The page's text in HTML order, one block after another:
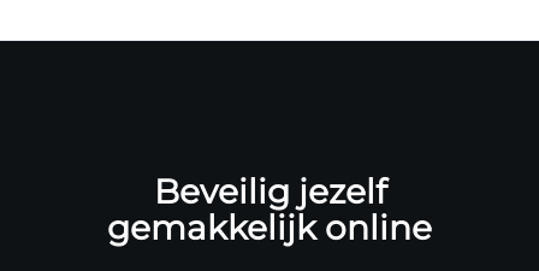
Beveilig jezelf
gemakkelijk online